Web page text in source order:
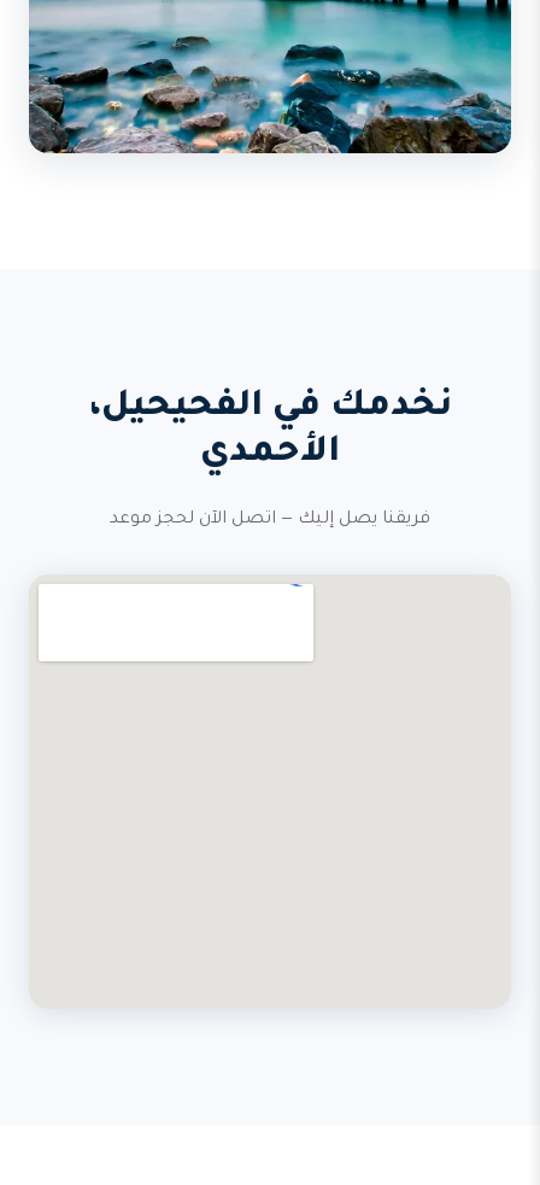
نخدمك في الفحيحيل،
الأحمدي
فريقنا يصل إليك — اتصل الآن لحجز موعد